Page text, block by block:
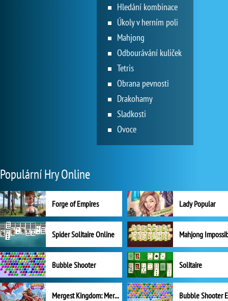
Hledání kombinace
Úkoly v herním poli
Mahjong
Odbourávání kuliček
Tetris
Obrana pevnosti
Drakohamy
Sladkosti
Ovoce
Populární Hry Online
Forge of Empires Lady Popular
Spider Solitaire Online Mahjong
Bubble Shooter Solitaire
Mergest Kingdom: Merge Puzzle